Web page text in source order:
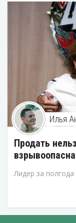
Илья
Продать
Лидер за